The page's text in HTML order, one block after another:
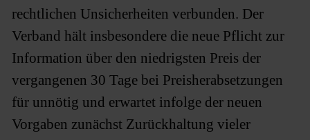
rechtlichen Unsicherheiten verbunden. Der
Verband hält insbesondere die neue Pflicht zur
Information über den niedrigsten Preis der
vergangenen 30 Tage bei Preisherabsetzungen
für unnötig und erwartet infolge der neuen
Vorgaben zunächst Zurückhaltung vieler